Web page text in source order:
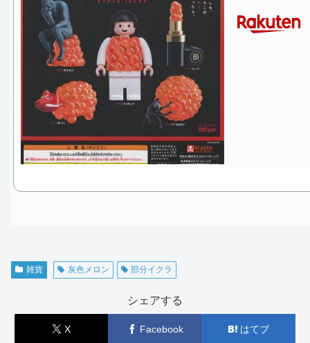
雑貨 灰色メロン 部分イクラ
シェアする
X Facebook はてブ